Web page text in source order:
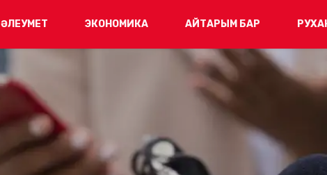
ӘЛЕУМЕТ ЭКОНОМИКА АЙТАРЫМ БАР